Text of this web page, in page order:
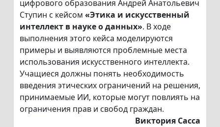
цифрового образования Андрей Анатольевич
Ступин с кейсом «Этика и искусственный
интеллект в науке о данных». В ходе
выполнения этого кейса моделируются
примеры и выявляются проблемные места
использования искусственного интеллекта.
Учащиеся должны понять необходимость
введения этических ограничений на решения,
принимаемые ИИ, которые могут повлиять на
ограничения прав и свобод граждан.
Виктория Сасса